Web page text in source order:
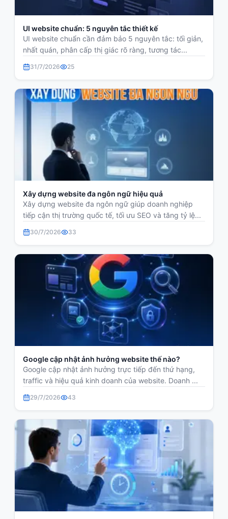
UI website chuẩn: 5 nguyên tắc thiết kế
UI website chuẩn cần đảm bảo 5 nguyên tắc: tối giản,
nhất quán, phân cấp thị giác rõ ràng, tương tác...
31/7/2026 25
Xây dựng website đa ngôn ngữ hiệu quả
Xây dựng website đa ngôn ngữ giúp doanh nghiệp
tiếp cận thị trường quốc tế, tối ưu SEO và tăng tỷ lệ...
30/7/2026 33
Google cập nhật ảnh hưởng website thế nào?
Google cập nhật ảnh hưởng trực tiếp đến thứ hạng,
traffic và hiệu quả kinh doanh của website. Doanh ...
29/7/2026 43